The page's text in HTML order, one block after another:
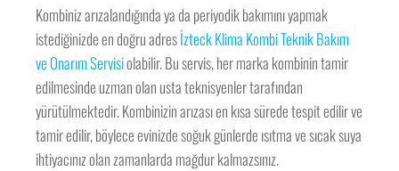
Kombiniz arızalandığında ya da periyodik bakımını yapmak
istediğinizde en doğru adresİzteck Klima Kombi Teknik Bakım
ve Onarım Servisiolabilir. Bu servis, her marka kombinin tamir
edilmesinde uzman olan usta teknisyenler tarafından
yürütülmektedir. Kombinizin arızası en kısa sürede tespit edilir ve
tamir edilir, böylece evinizde soğuk günlerde ısıtma ve sıcak suya
ihtiyacınız olan zamanlarda mağdur kalmazsınız.